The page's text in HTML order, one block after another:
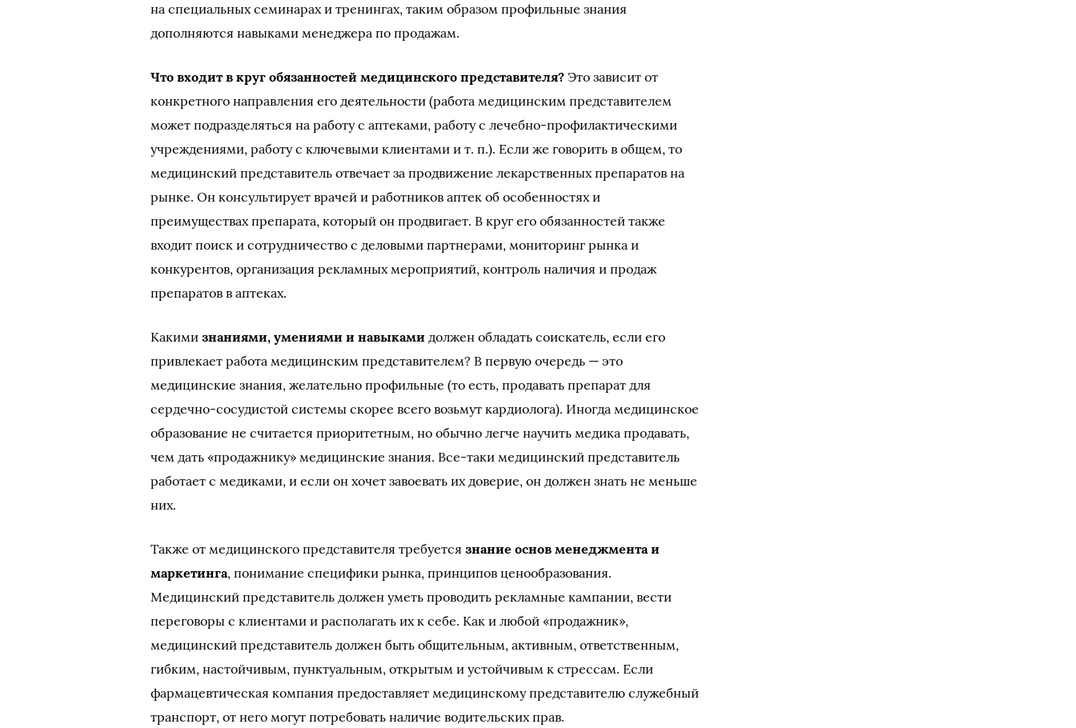
на специальных семинарах и тренингах, таким образом профильные знания
дополняются навыками менеджера по продажам.
Что входит в круг обязанностей медицинского представителя? Это зависит от
конкретного направления его деятельности (работа медицинским представителем
может подразделяться на работу с аптеками, работу с лечебно-профилактическими
учреждениями, работу с ключевыми клиентами и т. п.). Если же говорить в общем, то
медицинский представитель отвечает за продвижение лекарственных препаратов на
рынке. Он консультирует врачей и работников аптек об особенностях и
преимуществах препарата, который он продвигает. В круг его обязанностей также
входит поиск и сотрудничество с деловыми партнерами, мониторинг рынка и
конкурентов, организация рекламных мероприятий, контроль наличия и продаж
препаратов в аптеках.
Какимизнаниями, умениями и навыками должен обладать соискатель, если его
привлекает работа медицинским представителем? В первую очередь — это
медицинские знания, желательно профильные (то есть, продавать препарат для
сердечно-сосудистой системы скорее всего возьмут кардиолога). Иногда медицинское
образование не считается приоритетным, но обычно легче научить медика продавать,
чем дать «продажнику» медицинские знания. Все-таки медицинский представитель
работает с медиками, и если он хочет завоевать их доверие, он должен знать не меньше
них.
Также от медицинского представителя требуетсязнание основ менеджмента и
маркетинга, понимание специфики рынка, принципов ценообразования.
Медицинский представитель должен уметь проводить рекламные кампании, вести
переговоры с клиентами и располагать их к себе. Как и любой «продажник»,
медицинский представитель должен быть общительным, активным, ответственным,
гибким, настойчивым, пунктуальным, открытым и устойчивым к стрессам. Если
фармацевтическая компания предоставляет медицинскому представителю служебный
транспорт, от него могут потребовать наличие водительских прав.